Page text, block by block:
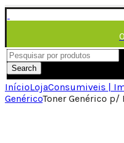
0
/ 0,00€
Menu
Search
InícioLojaConsumiveis |
GenéricoToner Genérico p/